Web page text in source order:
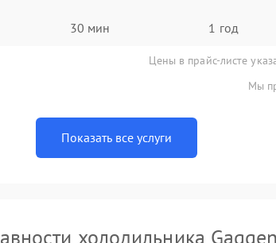
30 мин 1 год
Цены в прайс-листе
Мы
Показать все услуги
холодильника